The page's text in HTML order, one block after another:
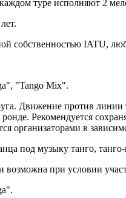
туре исполняют 2
собственностью IATU,
"Tango Mix".
Движение против
Рекомендуется
организаторами в
под музыку танго, танго-
при условии